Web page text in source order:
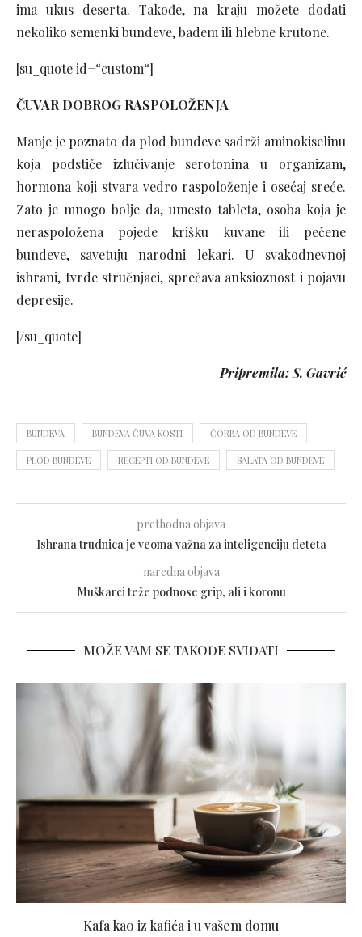
ima ukus deserta. Takođe, na kraju možete dodati
nekoliko semenki bundeve, badem ili hlebne krutone.
[su_quote id=“custom“]
ČUVAR DOBROG RASPOLOŽENJA
Manje je poznato da plod bundeve sadrži aminokiselinu
koja podstiče izlučivanje serotonina u organizam,
hormona koji stvara vedro raspoloženje i osećaj sreće.
Zato je mnogo bolje da, umesto tableta, osoba koja je
neraspoložena pojede krišku kuvane ili pečene
bundeve, savetuju narodni lekari. U svakodnevnoj
ishrani, tvrde stručnjaci, sprečava anksioznost i pojavu
depresije.
[/su_quote]
Pripremila: S. Gavrić
BUNDEVA BUNDEVA ČUVA KOSTI ČORBA OD BUNDEVE
PLOD BUNDEVE RECEPTI OD BUNDEVE SALATA OD BUNDEVE
prethodna objava
Ishrana trudnica je veoma važna za inteligenciju deteta
naredna objava
Muškarci teže podnose grip, ali i koronu
MOŽE VAM SE TAKOĐE SVIĐATI
Kafa kao iz kafića i u vašem domu